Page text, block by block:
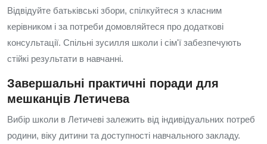
Відвідуйте батьківські збори, спілкуйтеся з класним
керівником і за потреби домовляйтеся про додаткові
консультації. Спільні зусилля школи і сім'ї забезпечують
стійкі результати в навчанні.
Завершальні практичні поради для
мешканців Летичева
Вибір школи в Летичеві залежить від індивідуальних потреб
родини, віку дитини та доступності навчального закладу.